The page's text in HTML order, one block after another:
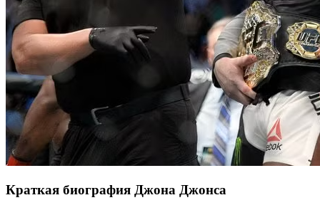
Краткая биография Джона Джонса